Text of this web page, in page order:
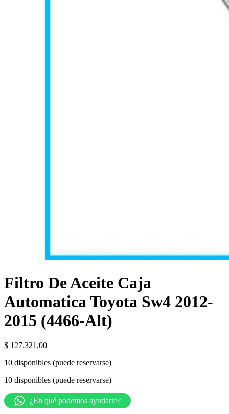
Filtro De Aceite Caja
Automatica Toyota Sw4 2012-
2015 (4466-Alt)
$ 127.321,00
10 disponibles (puede reservarse)
10 disponibles (puede reservarse)
¿En qué podemos ayudarte?